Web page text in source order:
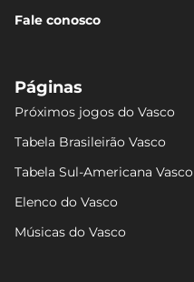
Fale conosco
Páginas
Próximos jogos do Vasco
Tabela Brasileirão Vasco
Tabela Sul-Americana Vasco
Elenco do Vasco
Músicas do Vasco